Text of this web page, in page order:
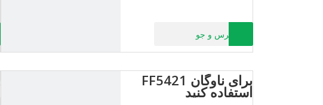
پرس و جو
برای ناوگان FF5421
استفاده کنید